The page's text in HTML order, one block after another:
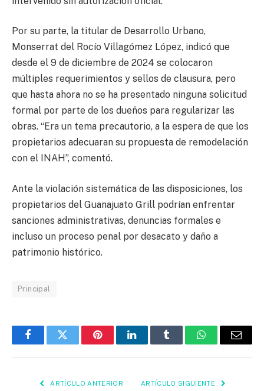
Por su parte, la titular de Desarrollo Urbano,
Monserrat del Rocío Villagómez López, indicó que
desde el 9 de diciembre de 2024 se colocaron
múltiples requerimientos y sellos de clausura, pero
que hasta ahora no se ha presentado ninguna solicitud
formal por parte de los dueños para regularizar las
obras. “Era un tema precautorio, a la espera de que los
propietarios adecuaran su propuesta de remodelación
con el INAH”, comentó.
Ante la violación sistemática de las disposiciones, los
propietarios del Guanajuato Grill podrían enfrentar
sanciones administrativas, denuncias formales e
incluso un proceso penal por desacato y daño a
patrimonio histórico.
Principal
FacebookTwitter PinterestLinkedInTumblr WhatsAppEmail
ARTÍCULO ANTERIOR ARTÍCULO SIGUIENTE